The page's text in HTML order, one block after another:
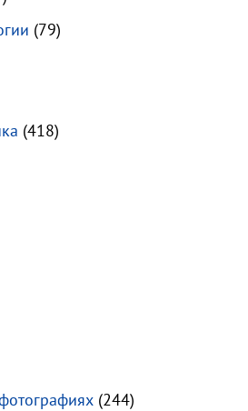
(79)
(418)
(244)